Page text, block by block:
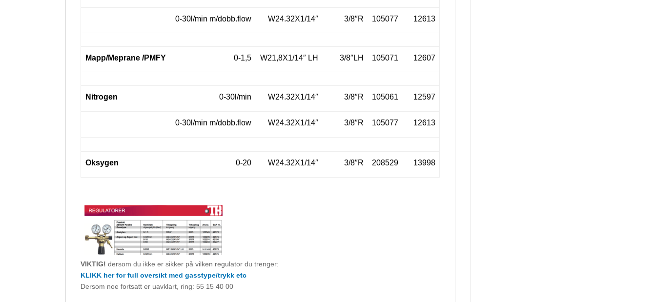
0-30l/min m/dobb.flow W24.32X1/14″ 3/8″R 105077 12613
Mapp/Meprane /PMFY 0-1,5 W21,8X1/14″ LH 3/8″LH 105071 12607
Nitrogen 0-30l/min W24.32X1/14″ 3/8″R 105061 12597
0-30l/min m/dobb.flow W24.32X1/14″ 3/8″R 105077 12613
Oksygen 0-20 W24.32X1/14″ 3/8″R 208529 13998
VIKTIG! dersom du ikke er sikker på vilken regulator du trenger:
KLIKK her for full oversikt med gasstype/trykk etc
Dersom noe fortsatt er uavklart, ring: 55 15 40 00